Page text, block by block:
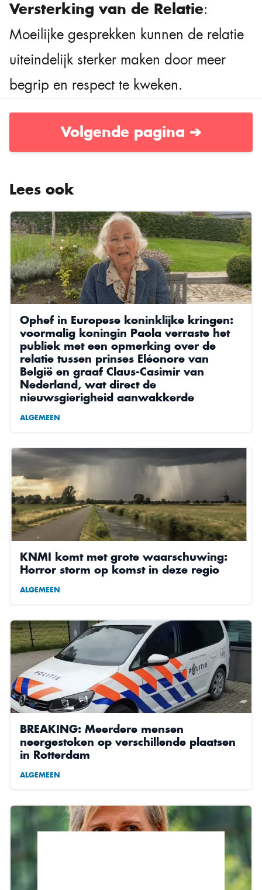
Versterking van de Relatie:
Moeilijke gesprekken kunnen de relatie
uiteindelijk sterker maken door meer
begrip en respect te kweken.
Volgende pagina ➔
Lees ook
Ophef in Europese koninklijke kringen:
voormalig koningin Paola verraste het
publiek met een opmerking over de
relatie tussen prinses Eléonore van
België en graaf Claus-Casimir van
Nederland, wat direct de
nieuwsgierigheid aanwakkerde
ALGEMEEN
KNMI komt met grote waarschuwing:
Horror storm op komst in deze regio
ALGEMEEN
BREAKING: Meerdere mensen
neergestoken op verschillende plaatsen
in Rotterdam
ALGEMEEN